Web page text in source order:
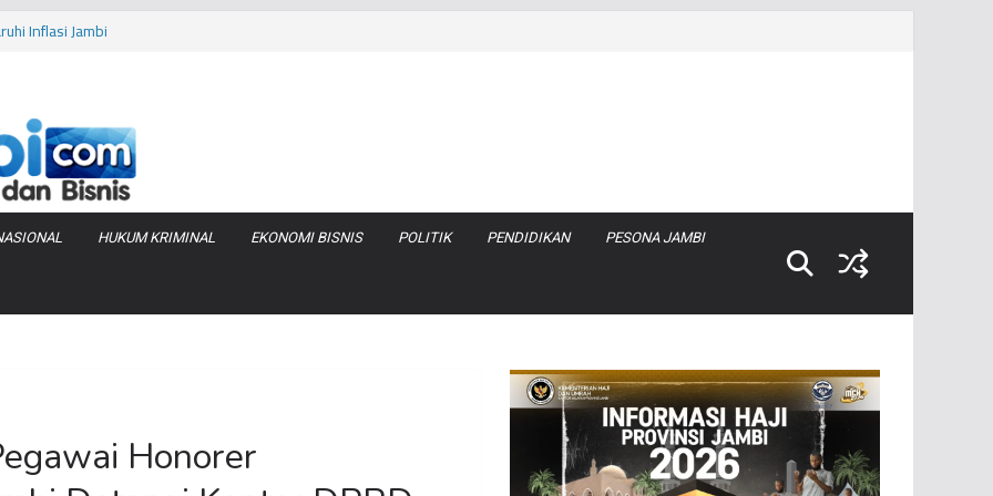
Inflasi Jambi
Jabung
Pipa
HUKUM KRIMINAL EKONOMI BISNIS POLITIK PENDIDIKAN PESONA JAMBI
Honorer